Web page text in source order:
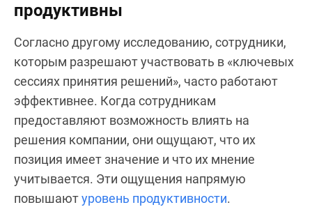
продуктивны
Согласно другому исследованию, сотрудники,
которым разрешают участвовать в «ключевых
сессиях принятия решений», часто работают
эффективнее. Когда сотрудникам
предоставляют возможность влиять на
решения компании, они ощущают, что их
позиция имеет значение и что их мнение
учитывается. Эти ощущения напрямую
повышаютуровень продуктивности.